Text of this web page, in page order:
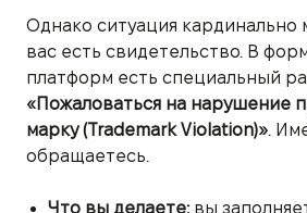
Однако ситуация кардинально
вас есть свидетельство. В
платформ есть специальный
«Пожаловаться на нарушение
марку (Trademark Violation)».
обращаетесь.
Что вы делаете:вы